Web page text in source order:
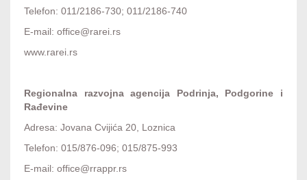
Telefon: 011/2186-730; 011/2186-740
E-mail: office@rarei.rs
www.rarei.rs
Regionalna razvojna agencija Podrinja, Podgorine i
Rađevine
Adresa: Jovana Cvijića 20, Loznica
Telefon: 015/876-096; 015/875-993
E-mail: office@rrappr.rs